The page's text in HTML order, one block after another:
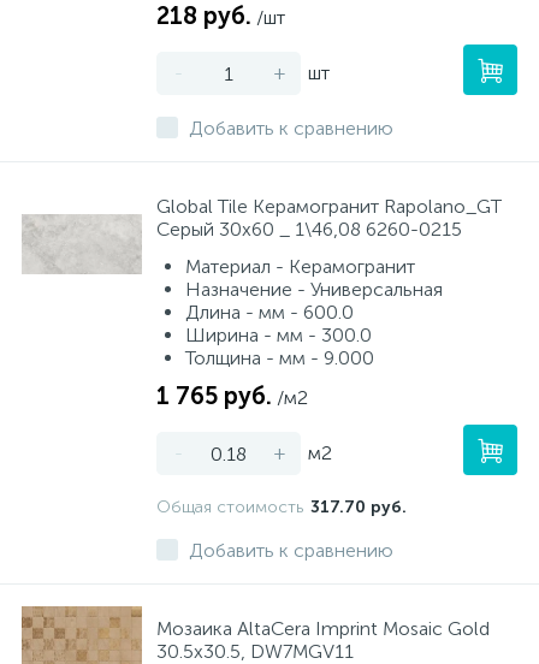
218 руб. /шт
- + шт
Добавить к сравнению
Global Tile Керамогранит Rapolano_GT
Серый 30x60 _ 1\46,08 6260-0215
Материал - Керамогранит
Назначение - Универсальная
Длина - мм - 600.0
Ширина - мм - 300.0
Толщина - мм - 9.000
1 765 руб. /м2
- + м2
Общая стоимость 317.70 руб.
Добавить к сравнению
Мозаика AltaCera Imprint Mosaic Gold
30.5х30.5, DW7MGV11